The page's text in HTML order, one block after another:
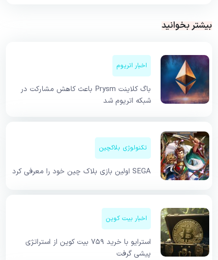
بیشتر بخوانید
اخبار اتریوم
باگ کلاینت Prysm باعث کاهش مشارکت در
شبکه اتریوم شد
تکنولوژی بلاکچین
SEGA اولین بازی بلاک چین خود را معرفی کرد
اخبار بیت کوین
استرایو با خرید ۷۵۹ بیت کوین از استراتژی
پیشی گرفت